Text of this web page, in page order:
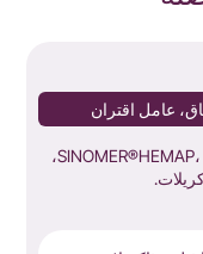
عامل اقتران
SINOMER®HEMAP، 2-hydroxylethyl methacrylate phosphate،